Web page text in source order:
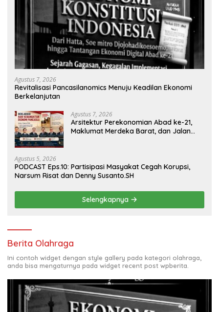
Agustus 7, 2026
Revitalisasi Pancasilanomics Menuju Keadilan Ekonomi
Berkelanjutan
Agustus 7, 2026
Arsitektur Perekonomian Abad ke-21,
Maklumat Merdeka Barat, dan Jalan
Agustus 5, 2026
PODCAST Eps.10: Partisipasi Masyakat Cegah Korupsi,
Narsum Risat dan Denny Susanto.SH
Selengkapnya
Berita Olahraga
Ini contoh widget dengan style gallery pada kategori olahraga,
anda bisa mengaturnya pada widget recent post wpberita.